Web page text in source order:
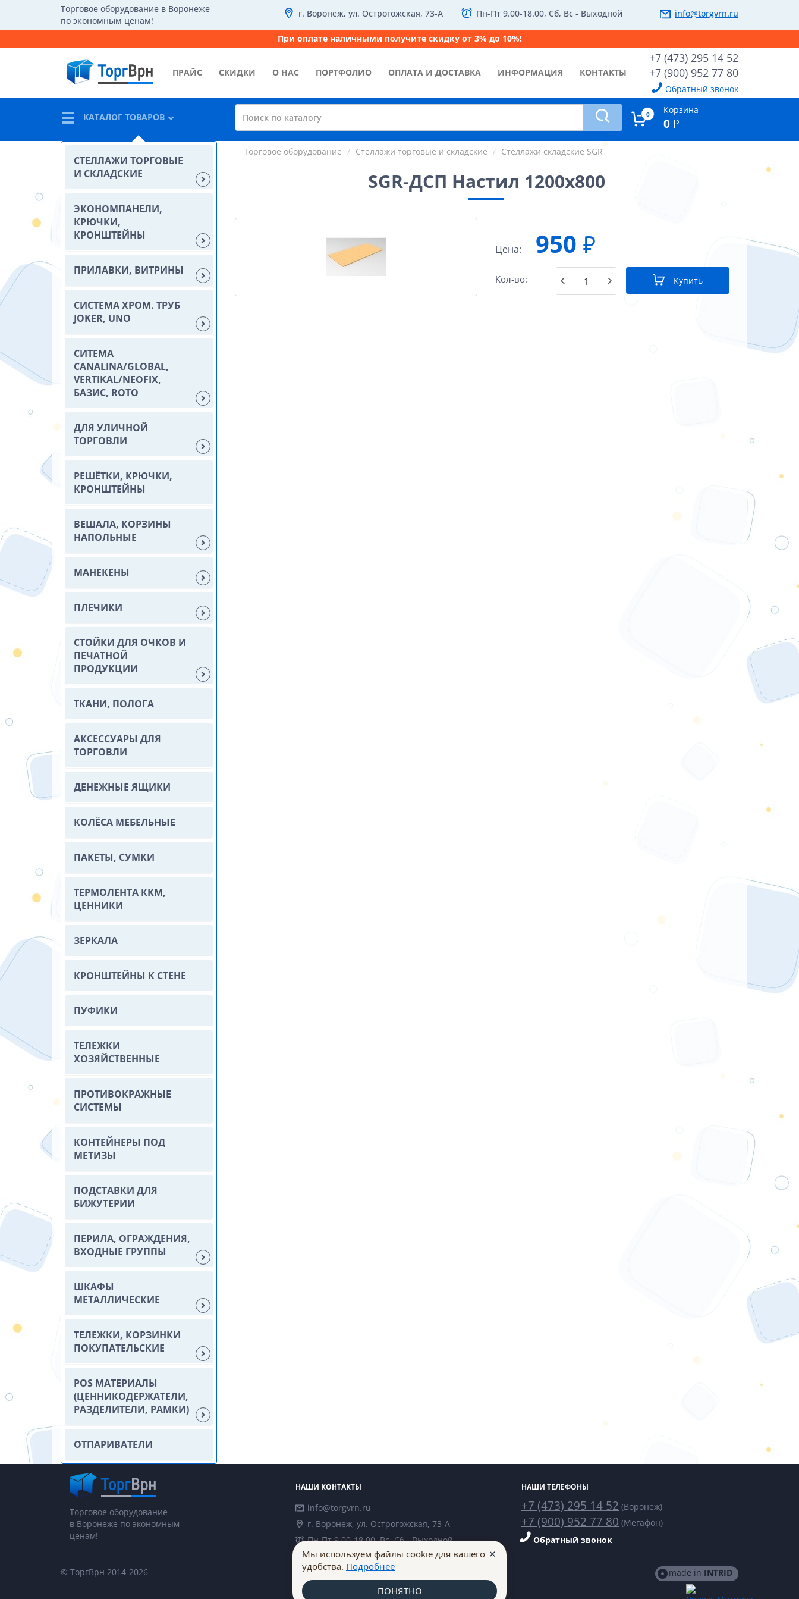
Торговое оборудование в Воронеже
по экономным ценам!
г. Воронеж, ул. Острогожская, 73-А Пн-Пт 9.00-18.00, Сб, Вс - Выходной info@torgvrn.ru
При оплате наличными получите скидку от 3% до 10%!
+7 (473) 295 14 52
+7 (900) 952 77 80
Обратный звонок
ПРАЙС СКИДКИ О НАС ПОРТФОЛИО ОПЛАТА И ДОСТАВКА ИНФОРМАЦИЯ КОНТАКТЫ
0 Корзина
0 ₽
КАТАЛОГ ТОВАРОВ
СТЕЛЛАЖИ ТОРГОВЫЕ
И СКЛАДСКИЕ
ЭКОНОМПАНЕЛИ,
КРЮЧКИ,
КРОНШТЕЙНЫ
ПРИЛАВКИ, ВИТРИНЫ
СИСТЕМА ХРОМ. ТРУБ
JOKER, UNO
СИТЕМА
CANALINA/GLOBAL,
VERTIKAL/NEOFIX,
БАЗИС, ROTO
ДЛЯ УЛИЧНОЙ
ТОРГОВЛИ
РЕШЁТКИ, КРЮЧКИ,
КРОНШТЕЙНЫ
ВЕШАЛА, КОРЗИНЫ
НАПОЛЬНЫЕ
МАНЕКЕНЫ
ПЛЕЧИКИ
СТОЙКИ ДЛЯ ОЧКОВ И
ПЕЧАТНОЙ
ПРОДУКЦИИ
ТКАНИ, ПОЛОГА
АКСЕССУАРЫ ДЛЯ
ТОРГОВЛИ
ДЕНЕЖНЫЕ ЯЩИКИ
КОЛЁСА МЕБЕЛЬНЫЕ
ПАКЕТЫ, СУМКИ
ТЕРМОЛЕНТА ККМ,
ЦЕННИКИ
ЗЕРКАЛА
КРОНШТЕЙНЫ К СТЕНЕ
ПУФИКИ
ТЕЛЕЖКИ
ХОЗЯЙСТВЕННЫЕ
ПРОТИВОКРАЖНЫЕ
СИСТЕМЫ
КОНТЕЙНЕРЫ ПОД
МЕТИЗЫ
ПОДСТАВКИ ДЛЯ
БИЖУТЕРИИ
ПЕРИЛА, ОГРАЖДЕНИЯ,
ВХОДНЫЕ ГРУППЫ
ШКАФЫ
МЕТАЛЛИЧЕСКИЕ
ТЕЛЕЖКИ, КОРЗИНКИ
ПОКУПАТЕЛЬСКИЕ
POS МАТЕРИАЛЫ
(ЦЕННИКОДЕРЖАТЕЛИ,
РАЗДЕЛИТЕЛИ, РАМКИ)
ОТПАРИВАТЕЛИ
Торговое оборудование Стеллажи торговые и складские Стеллажи складские SGR
SGR-ДСП Настил 1200х800
Цена: 950 ₽
Кол-во: Купить
Торговое оборудование
в Воронеже по экономным
ценам!
НАШИ КОНТАКТЫ
info@torgvrn.ru
г. Воронеж, ул. Острогожская, 73-А
Пн-Пт 9.00-18.00, Вс, Сб - Выходной
НАШИ ТЕЛЕФОНЫ
+7 (473) 295 14 52 (Воронеж)
+7 (900) 952 77 80 (Мегафон)
Обратный звонок
made in INTRID
© ТоргВрн 2014-2026
Мы используем файлы cookie для вашего
удобства. Подробнее
✕
ПОНЯТНО